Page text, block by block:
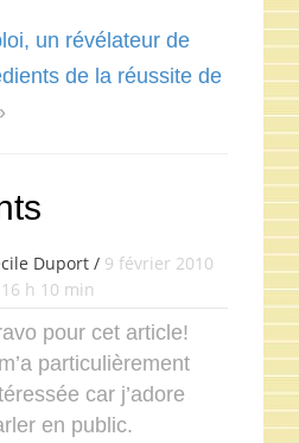
un révélateur de
de la réussite de
Duport / 9 février 2010
h 10 min
pour cet article!
particulièrement
car j’adore
en public.